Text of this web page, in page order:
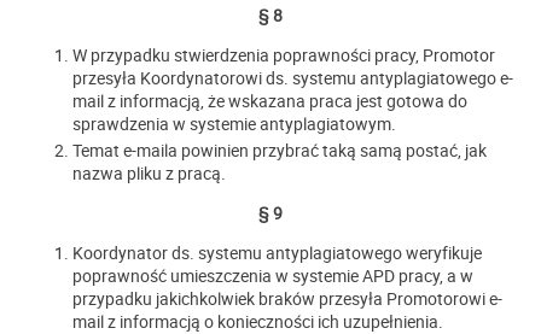
§ 8
W przypadku stwierdzenia poprawności pracy, Promotor
przesyła Koordynatorowi ds. systemu antyplagiatowego e-
mail z informacją, że wskazana praca jest gotowa do
sprawdzenia w systemie antyplagiatowym.
Temat e-maila powinien przybrać taką samą postać, jak
nazwa pliku z pracą.
§ 9
Koordynator ds. systemu antyplagiatowego weryfikuje
poprawność umieszczenia w systemie APD pracy, a w
przypadku jakichkolwiek braków przesyła Promotorowi e-
mail z informacją o konieczności ich uzupełnienia.